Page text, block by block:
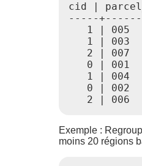
cid |
-----
1 | 005
1 | 003
2 | 007
0 | 001
1 | 004
0 | 002
Exemple :
moins 20 régions